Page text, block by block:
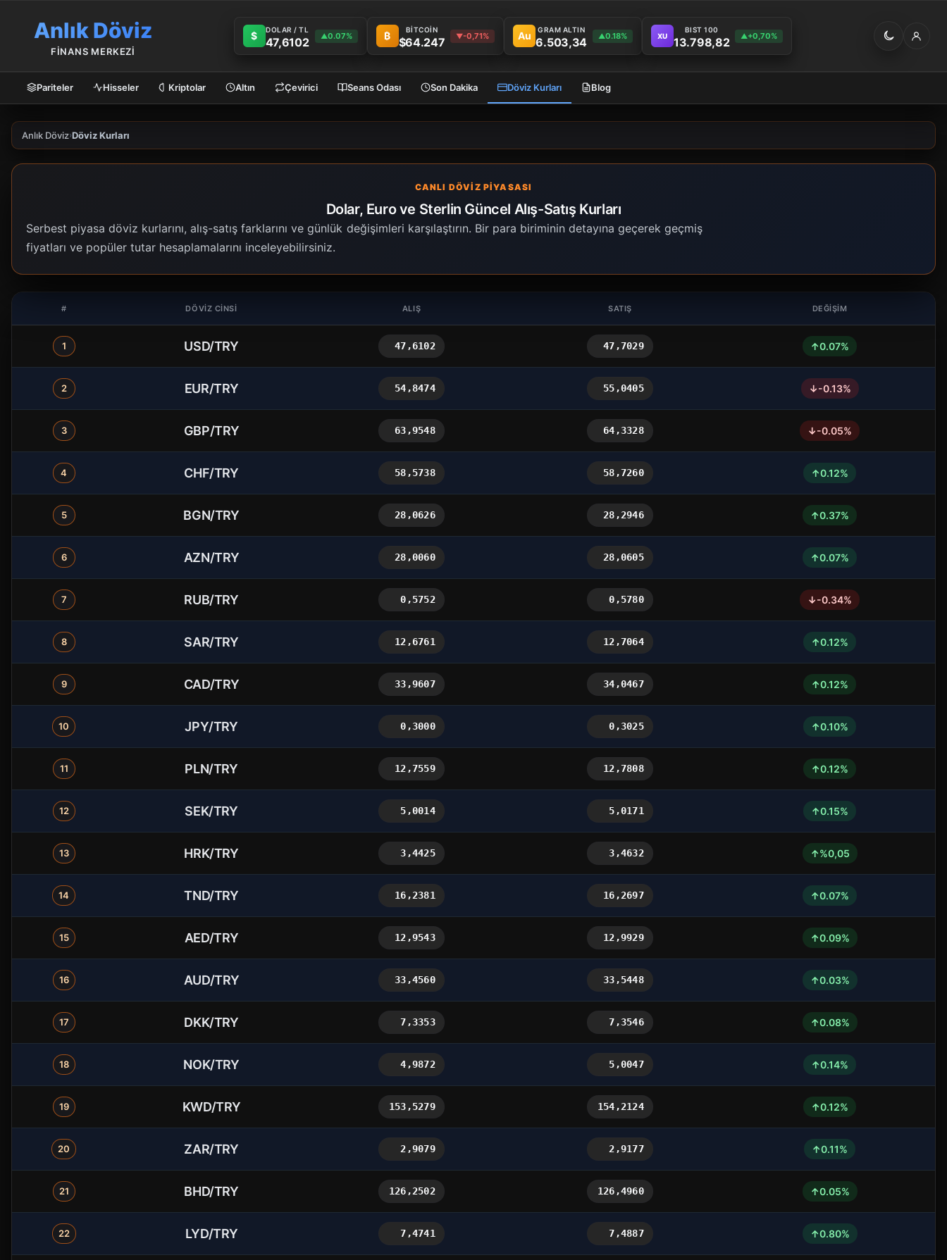
Anlık Döviz
FİNANS MERKEZİ
$ DOLAR / TL
47,6102 ▲0.07% ₿ BİTCOİN
$64.247 ▼-0,71% Au GRAM ALTIN
6.503,34 ▲0.18% XU
BIST 100
13.798,82 ▲+0,70%
Pariteler Hisseler Kriptolar Altın Çevirici Seans Odası Son Dakika Döviz Kurları Blog
Anlık Döviz›Döviz Kurları
CANLI DÖVIZ PIYASASI
Dolar, Euro ve Sterlin Güncel Alış-Satış Kurları
Serbest piyasa döviz kurlarını, alış-satış farklarını ve günlük değişimleri karşılaştırın. Bir para biriminin detayına geçerek geçmiş
fiyatları ve popüler tutar hesaplamalarını inceleyebilirsiniz.
# DÖVIZ CINSI ALIŞ SATIŞ DEĞIŞIM
1 USD/TRY 47,6102 47,7029 ↑0.07%
2 EUR/TRY 54,8474 55,0405 ↓-0.13%
3 GBP/TRY 63,9548 64,3328 ↓-0.05%
4 CHF/TRY 58,5738 58,7260 ↑0.12%
5 BGN/TRY 28,0626 28,2946 ↑0.37%
6 AZN/TRY 28,0060 28,0605 ↑0.07%
7 RUB/TRY 0,5752 0,5780 ↓-0.34%
8 SAR/TRY 12,6761 12,7064 ↑0.12%
9 CAD/TRY 33,9607 34,0467 ↑0.12%
10 JPY/TRY 0,3000 0,3025 ↑0.10%
11 PLN/TRY 12,7559 12,7808 ↑0.12%
12 SEK/TRY 5,0014 5,0171 ↑0.15%
13 HRK/TRY 3,4425 3,4632 ↑%0,05
14 TND/TRY 16,2381 16,2697 ↑0.07%
15 AED/TRY 12,9543 12,9929 ↑0.09%
16 AUD/TRY 33,4560 33,5448 ↑0.03%
17 DKK/TRY 7,3353 7,3546 ↑0.08%
18 NOK/TRY 4,9872 5,0047 ↑0.14%
19 KWD/TRY 153,5279 154,2124 ↑0.12%
20 ZAR/TRY 2,9079 2,9177 ↑0.11%
21 BHD/TRY 126,2502 126,4960 ↑0.05%
22 LYD/TRY 7,4741 7,4887 ↑0.80%